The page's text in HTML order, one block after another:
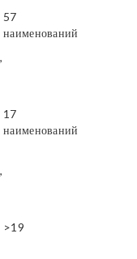
57
наименований
17
наименований
>19